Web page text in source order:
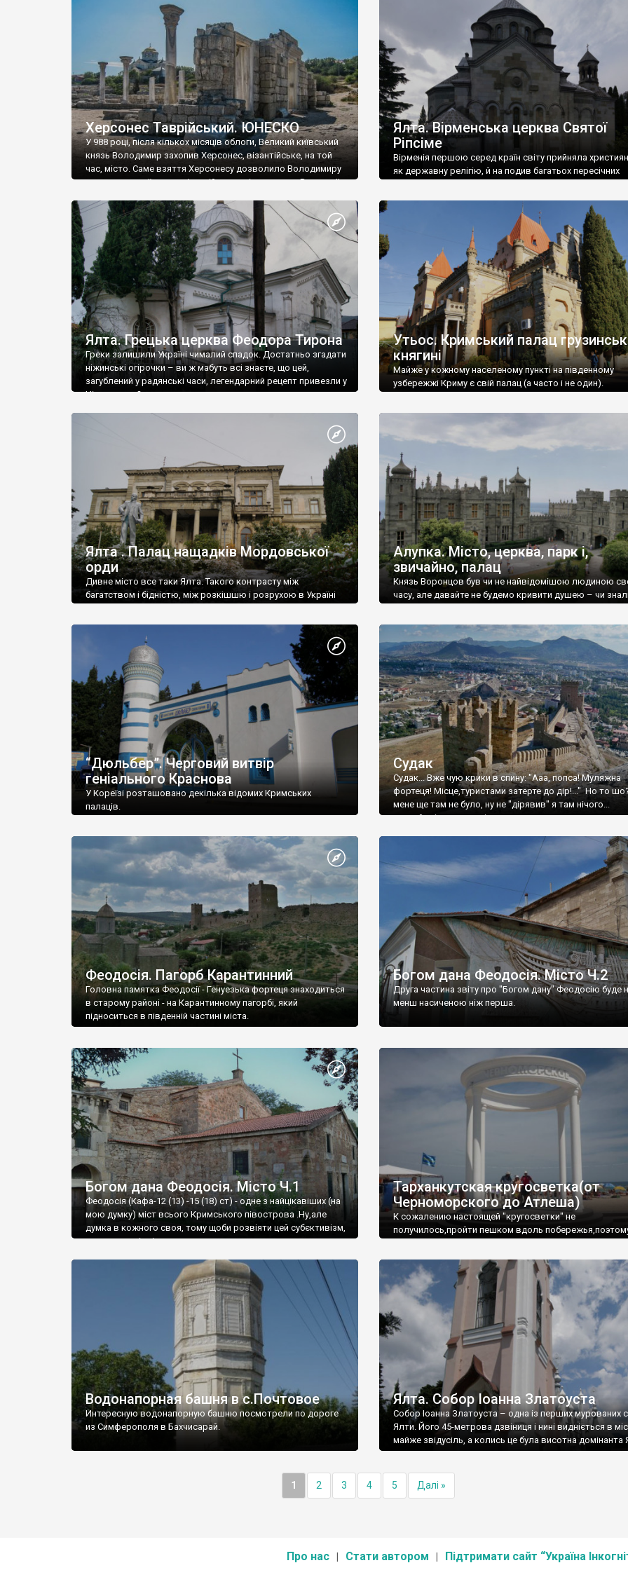
візантійської доби. Раритети викрадені з фондів об’єкту
культурної спадщини ЮНЕСКО «Херсонеса Таврійського».
Офіційно – на виставку «Золото Візантії», але експерти та
влада в Україні вважають це лише […]
називаються «повстяками» (postaki)…” “Вино. Крим
виробляє відмінне вино і його вдосталь: воно все
легке біле і дуже […]
Херсонес Таврійський. ЮНЕСКО
У 988 році, після кількох місяців облоги, Великий київський
князь Володимир захопив Херсонес, візантійське, на той
час, місто. Саме взяття Херсонесу дозволило Володимиру
диктувати свої умови візантійському імператору Василю ІІ,
Херсонесі Володимир-язичник, став Василем-
християнином. А потім було Хрещення Русі. На честь
Херсонесу Таврійського названо місто […]
Ялта. Вірменська церква Святої
Ріпсіме
Вірменія першою серед країн світу прийняла
як державну релігію, й на подив багатьох пересічних
Ялта. Грецька церква Феодора Тирона
Греки залишили Україні чималий спадок. Достатньо згадати
ніжинські огірочки – ви ж мабуть всі знаєте, що цей,
загублений у радянські часи, легендарний рецепт привезли у
Ніжин греки?
Утьос. Кримський палац
княгині
Майже у кожному населеному пункті на південному
узбережжі Криму є свій палац (а часто і не один).
Ялта . Палац нащадків Мордовської
орди
Дивне місто все таки Ялта. Такого контрасту між
багатством і бідністю, між розкішшю і розрухою в Україні
Алупка. Місто, церква, парк і,
звичайно, палац
Князь Воронцов був чи не найвідомішою людиною
часу, але давайте не будемо кривити душею – чи
“Дюльбер”. Черговий витвір
геніального Краснова
У Кореїзі розташовано декілька відомих Кримських
палаців.
Судак
Судак... Вже чую крики в спину: "Ааа, попса! Муляжна
фортеця! Місце,туристами затерте до дір!..." Но то
мене ще там не було, ну не "дірявив" я там нічого...
принаймні до цього літа.
Феодосія. Пагорб Карантинний
Головна памятка Феодосії - Генуезька фортеця знаходиться
в старому районі - на Карантинному пагорбі, який
підноситься в південній частині міста.
Богом дана Феодосія. Місто Ч.2
Друга частина звіту про "Богом дану" Феодосію буде
менш насиченою ніж перша.
Богом дана Феодосія. Місто Ч.1
Феодосія (Кафа-12 (13) -15 (18) ст) - одне з найцікавіших (на
мою думку) міст всього Кримського півострова .Ну,але
думка в кожного своя, тому щоби розвіяти цей субєктивізм,
запрошую відвідати це
Тарханкутская кругосветка(от
Черноморского до Атлеша)
К сожалению настоящей "кругосветки" не
получилось,пройти пешком вдоль
Водонапорная башня в с.Почтовое
Интересную водонапорную башню посмотрели по дороге
из Симферополя в Бахчисарай.
Ялта. Собор Іоанна Златоуста
Собор Іоанна Златоуста – одна із перших мурованих
Ялти. Його 45-метрова дзвіниця і нині видніється в
майже звідусіль, а колись це була висотна домінанта
1 2 3 4 5 Далі »
Про нас Стати автором Підтримати сайт “Україна